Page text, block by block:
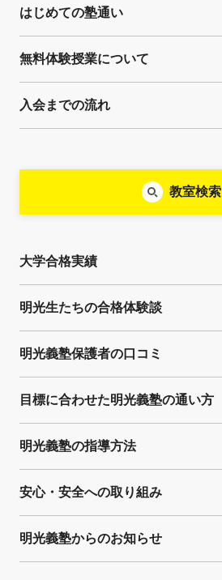
はじめての塾通い
無料体験授業について
入会までの流れ
教室検索
大学合格実績
明光生たちの合格体験談
明光義塾保護者の口コミ
目標に合わせた明光義塾の通い方
明光義塾の指導方法
安心・安全への取り組み
明光義塾からのお知らせ